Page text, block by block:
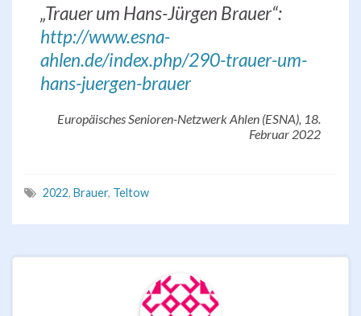
„Trauer um Hans-Jürgen Brauer“:
http://www.esna-
ahlen.de/index.php/290-trauer-um-
hans-juergen-brauer
Europäisches Senioren-Netzwerk Ahlen (ESNA), 18.
Februar 2022
2022, Brauer, Teltow